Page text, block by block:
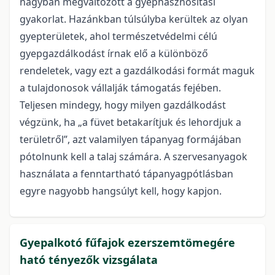
gyakorlat. Hazánkban túlsúlyba kerültek az olyan
gyepterületek, ahol természetvédelmi célú
gyepgazdálkodást írnak elő a különböző
rendeletek, vagy ezt a gazdálkodási formát maguk
a tulajdonosok vállalják támogatás fejében.
Teljesen mindegy, hogy milyen gazdálkodást
végzünk, ha „a füvet betakarítjuk és lehordjuk a
területről”, azt valamilyen tápanyag formájában
pótolnunk kell a talaj számára. A szervesanyagok
használata a fenntartható tápanyagpótlásban
egyre nagyobb hangsúlyt kell, hogy kapjon.
Gyepalkotó fűfajok ezerszemtömegére
ható tényezők vizsgálata